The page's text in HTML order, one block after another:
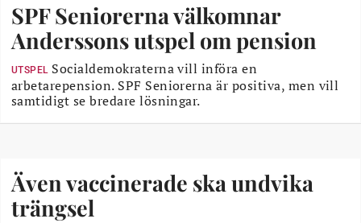
SPF Seniorerna välkomnar
Anderssons utspel om pension
UTSPELSocialdemokraterna vill införa en
arbetarepension. SPF Seniorerna är positiva, men vill
samtidigt se bredare lösningar.
Även vaccinerade ska undvika
trängsel